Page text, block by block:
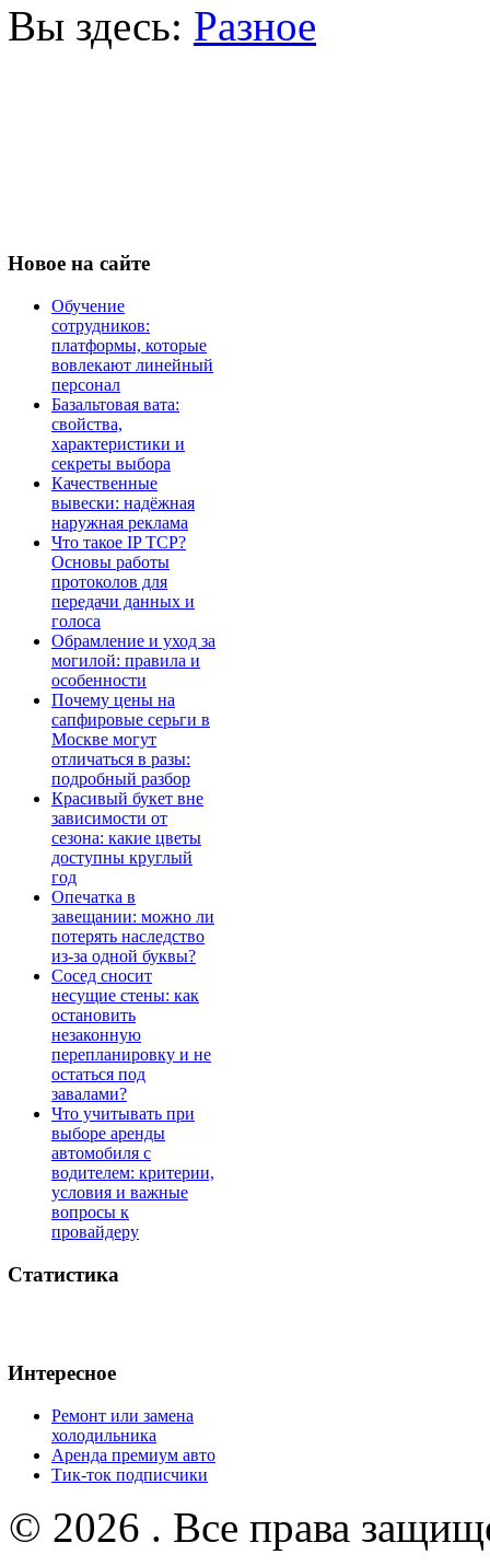
Вы здесь: Разное
Новое на сайте
Обучение
сотрудников:
платформы, которые
вовлекают линейный
персонал
Базальтовая вата:
свойства,
характеристики и
секреты выбора
Качественные
вывески: надёжная
наружная реклама
Что такое IP TCP?
Основы работы
протоколов для
передачи данных и
голоса
Обрамление и уход за
могилой: правила и
особенности
Почему цены на
сапфировые серьги в
Москве могут
отличаться в разы:
подробный разбор
Красивый букет вне
зависимости от
сезона: какие цветы
доступны круглый
год
Опечатка в
завещании: можно ли
потерять наследство
из-за одной буквы?
Сосед сносит
несущие стены: как
остановить
незаконную
перепланировку и не
остаться под
завалами?
Что учитывать при
выборе аренды
автомобиля с
водителем: критерии,
условия и важные
вопросы к
провайдеру
Статистика
Интересное
Ремонт или замена
холодильника
Аренда премиум авто
Тик-ток подписчики
© 2026 . Все права